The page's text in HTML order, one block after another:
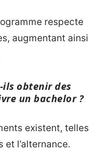
respecte
augmentant ainsi
ils obtenir des
un bachelor ?
existent, telles
et l’alternance.